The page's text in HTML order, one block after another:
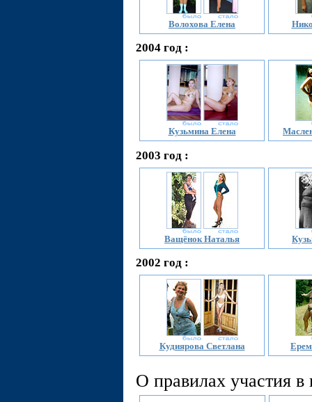
Волохова Елена
2004 год :
Кузьмина Елена
2003 год :
Ващёнок Наталья
2002 год :
Кудиярова Светлана
О правилах участия